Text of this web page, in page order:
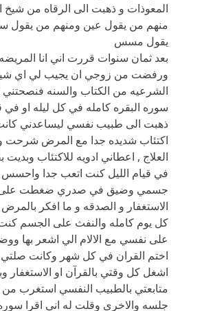
المعوذات و ذهبت الى الرقاه من
منهم من يقول عين ومنهم من يقول
يقول مسس
بعد ثمان سنوات قررت اني انا المريضه
ورفضت من زوجي ان يجيب لي اي
الشرعيه من الكتاب والسنه فنصحتني
سوره البقره كامله في كل ليله او في
ذهبت الى طبيب نفسي ليساعدني
اكتئاب شديده جدا مع المرض شرحت
العلاج , اعطاني ادويه للاكتئاب وبديت
في قيام الليل كنت اتعب جدا واحسس
جسمي وضيق في صدري ضغطت
الاستغفار و الصدقه و ما افكر
كل يوم كامله والنفث على الجسم
على نفسي مع الالام الي اشعر بها
اختم القران في كل شهر وكانت صلتي
اشغل كل وقتي بالقرآن او
متابعتي بالطبيب النفسي استغرب
جلسه والاخرى وقلت له اني اقرا